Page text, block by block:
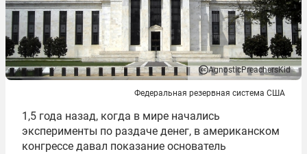
AgnosticPreachersKid
Федеральная резервная система США
1,5 года назад, когда в мире начались
эксперименты по раздаче денег, в американском
конгрессе давал показание основатель